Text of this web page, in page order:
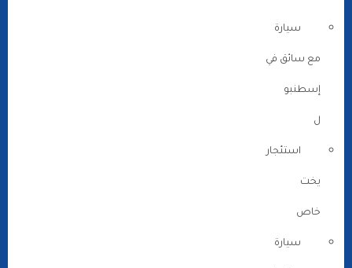
سيارة
مع سائق في
إسطنبو
ل
استئجار
يخت
خاص
سيارة